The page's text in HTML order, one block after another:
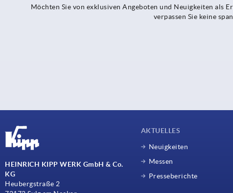
Möchten Sie von exklusiven Angeboten und Neuigkeiten als
verpassen Sie keine
HEINRICH KIPP WERK GmbH & Co.
KG
Heubergstraße 2
AKTUELLES
Neuigkeiten
Messen
Presseberichte